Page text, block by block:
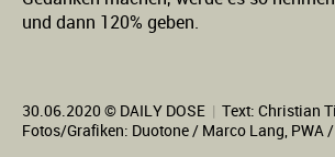
und dann 120% geben.
30.06.2020 © DAILY DOSE | Text: Christian
Fotos/Grafiken: Duotone / Marco Lang, PWA